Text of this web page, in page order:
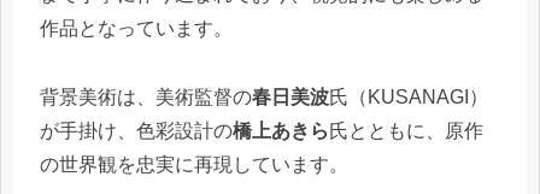
作品となっています。
背景美術は、美術監督の春日美波氏（KUSANAGI）
が手掛け、色彩設計の橋上あきら 氏とともに、原作
の世界観を忠実に再現しています。